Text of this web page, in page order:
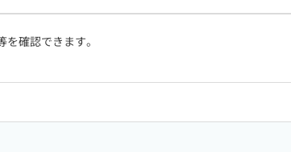
確認できます。